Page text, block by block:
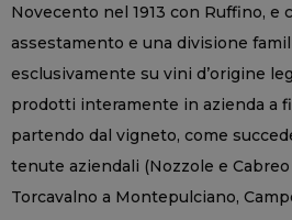
Novecento nel 1913 con Ruffino, e
assestamento e una divisione
esclusivamente su vini d’origine
prodotti interamente in azienda a
partendo dal vigneto, come
tenute aziendali (Nozzole e
Torcavalno a Montepulciano,